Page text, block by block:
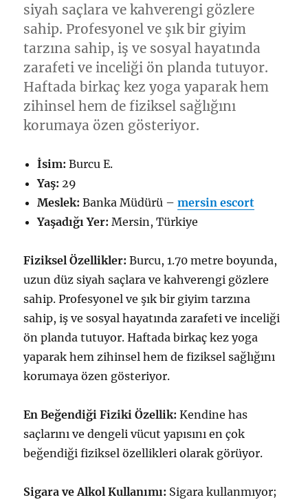
siyah saçlara ve kahverengi gözlere
sahip. Profesyonel ve şık bir giyim
tarzına sahip, iş ve sosyal hayatında
zarafeti ve inceliği ön planda tutuyor.
Haftada birkaç kez yoga yaparak hem
zihinsel hem de fiziksel sağlığını
korumaya özen gösteriyor.
İsim: Burcu E.
Yaş: 29
Meslek: Banka Müdürü –mersin escort
Yaşadığı Yer: Mersin, Türkiye
Fiziksel Özellikler: Burcu, 1.70 metre boyunda,
uzun düz siyah saçlara ve kahverengi gözlere
sahip. Profesyonel ve şık bir giyim tarzına
sahip, iş ve sosyal hayatında zarafeti ve inceliği
ön planda tutuyor. Haftada birkaç kez yoga
yaparak hem zihinsel hem de fiziksel sağlığını
korumaya özen gösteriyor.
En Beğendiği Fiziki Özellik: Kendine has
saçlarını ve dengeli vücut yapısını en çok
beğendiği fiziksel özellikleri olarak görüyor.
Sigara ve Alkol Kullanımı: Sigara kullanmıyor;